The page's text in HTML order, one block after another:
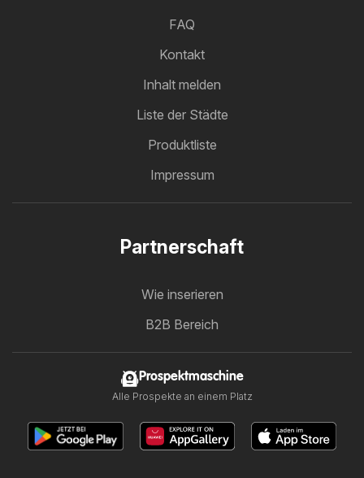
FAQ
Kontakt
Inhalt melden
Liste der Städte
Produktliste
Impressum
Partnerschaft
Wie inserieren
B2B Bereich
Prospektmaschine
Alle Prospekte an einem Platz